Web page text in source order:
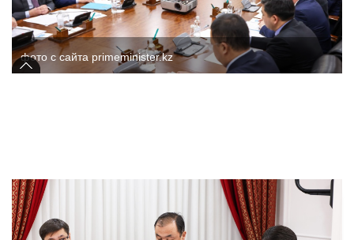
фото с сайта primeminister.kz